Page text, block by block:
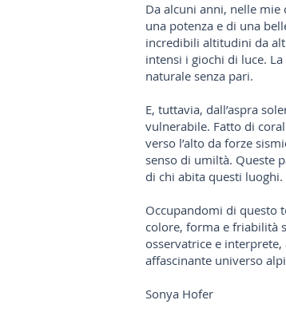
Da alcuni anni, nelle
una potenza e di una
incredibili altitudini da
intensi i giochi di luce.
naturale senza pari.
E, tuttavia, dall’aspra
vulnerabile. Fatto di
verso l’alto da forze
senso di umiltà. Queste
di chi abita questi luoghi.
Occupandomi di questo
colore, forma e friabilità
osservatrice e
affascinante universo
Sonya Hofer